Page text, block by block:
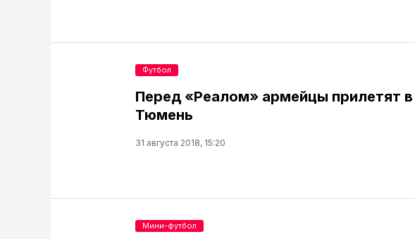
Перед «Реалом» армейцы прилетят в
Тюмень
31 августа 2018, 15:20
Футбол
Мини-футбол